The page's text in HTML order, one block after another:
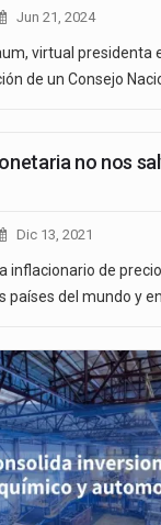
Jun 21, 2024
virtual presidenta
de un Consejo
no nos
Dic 13, 2021
inflacionario de
países del mundo y